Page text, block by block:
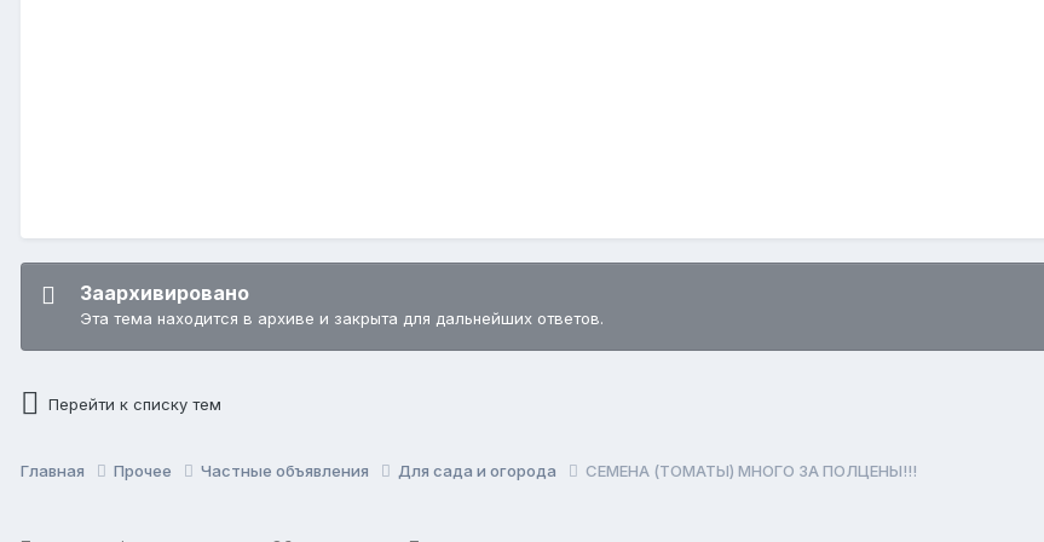
Заархивировано
Эта тема находится в архиве и закрыта для дальнейших ответов.
Перейти к списку тем
Главная Прочее Частные объявления Для сада и огорода СЕМЕНА (ТОМАТЫ) МНОГО ЗА ПОЛЦЕНЫ!!!